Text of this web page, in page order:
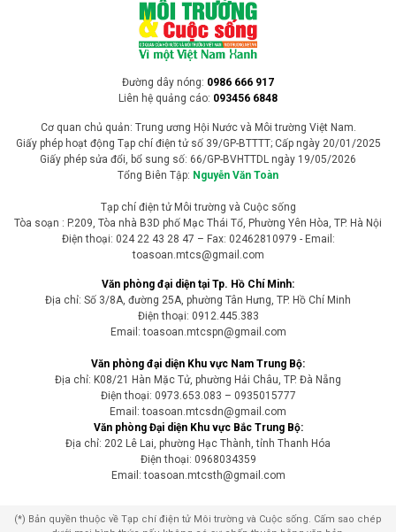
Đường dây nóng: 0986 666 917
Liên hệ quảng cáo: 093456 6848
Cơ quan chủ quản: Trung ương Hội Nước và Môi trường Việt Nam.
Giấy phép hoạt động Tạp chí điện tử số 39/GP-BTTTT; Cấp ngày 20/01/2025
Giấy phép sửa đổi, bổ sung số: 66/GP-BVHTTDL ngày 19/05/2026
Tổng Biên Tập: Nguyễn Văn Toàn
Tạp chí điện tử Môi trường và Cuộc sống
Tòa soạn : P.209, Tòa nhà B3D phố Mạc Thái Tổ, Phường Yên Hòa, TP. Hà Nội
Điện thoại: 024 22 43 28 47 – Fax: 02462810979 - Email:
toasoan.mtcs@gmail.com
Văn phòng đại diện tại Tp. Hồ Chí Minh:
Địa chỉ: Số 3/8A, đường 25A, phường Tân Hưng, TP. Hồ Chí Minh
Điện thoại: 0912.445.383
Email: toasoan.mtcspn@gmail.com
Văn phòng đại diện Khu vực Nam Trung Bộ:
Địa chỉ: K08/21 Hàn Mặc Tử, phường Hải Châu, TP. Đà Nẵng
Điện thoại: 0973.653.083 – 0935015777
Email: toasoan.mtcsdn@gmail.com
Văn phòng Đại diện Khu vực Bắc Trung Bộ:
Địa chỉ: 202 Lê Lai, phường Hạc Thành, tỉnh Thanh Hóa
Điện thoại: 0968034359
Email: toasoan.mtcsth@gmail.com
(*) Bản quyền thuộc về Tạp chí điện tử Môi trường và Cuộc sống. Cấm sao chép